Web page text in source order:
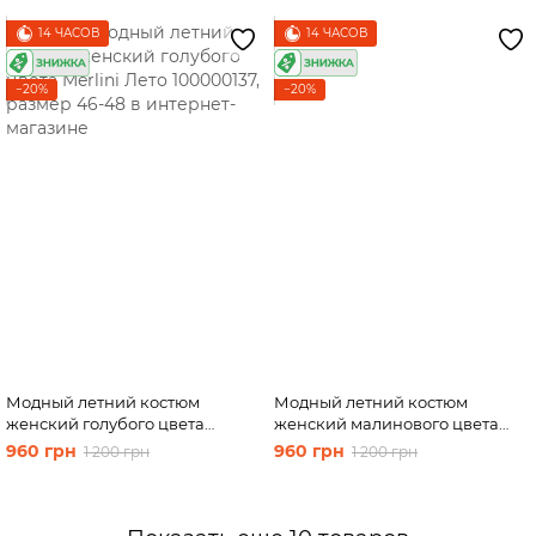
14 ЧАСОВ
−20%
Модный летний костюм
женский голубого цвета
Merlini Лето 100000137, размер
960 грн 1 200 грн
14 ЧАСОВ
−20%
Модный летний костюм
женский малинового цвета
Merlini Лето2 100000138,
размер 46-48
960 грн 1 200 грн